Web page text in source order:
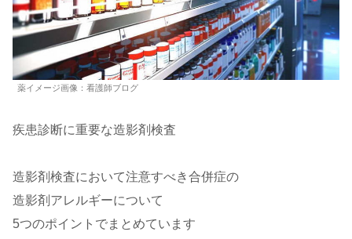
薬イメージ画像：看護師ブログ
疾患診断に重要な造影剤検査
造影剤検査において注意すべき合併症の
造影剤アレルギーについて
5つのポイントでまとめています